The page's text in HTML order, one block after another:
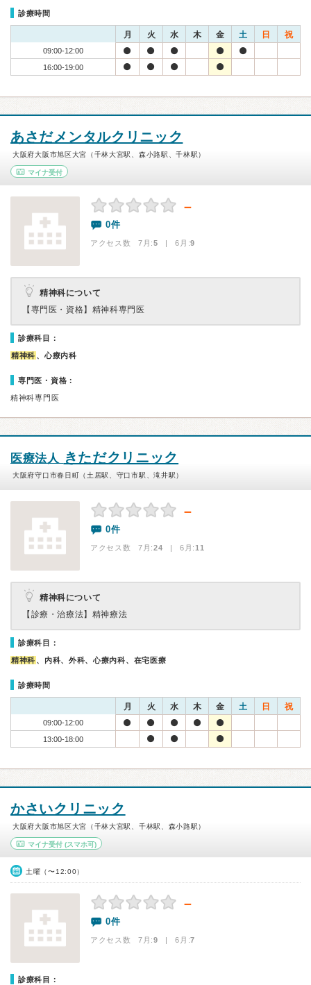
診療時間
月 火 水 木 金 土 日 祝
09:00-12:00
16:00-19:00
あさだメンタルクリニック
大阪府大阪市旭区大宮（千林大宮駅、森小路駅、千林駅）
マイナ受付
－
0件
アクセス数 7月:5 | 6月:9
精神科について
【専門医・資格】 精神科専門医
診療科目：
精神科 、心療内科
専門医・資格：
精神科専門医
医療法人 きただクリニック
大阪府守口市春日町（土居駅、守口市駅、滝井駅）
－
0件
アクセス数 7月:24 | 6月:11
精神科について
【診療・治療法】 精神療法
診療科目：
精神科 、内科、外科、心療内科、在宅医療
診療時間
月 火 水 木 金 土 日 祝
09:00-12:00
13:00-18:00
かさいクリニック
大阪府大阪市旭区大宮（千林大宮駅、千林駅、森小路駅）
マイナ受付 (スマホ可)
土曜（〜12:00）
－
0件
アクセス数 7月:9 | 6月:7
診療科目：